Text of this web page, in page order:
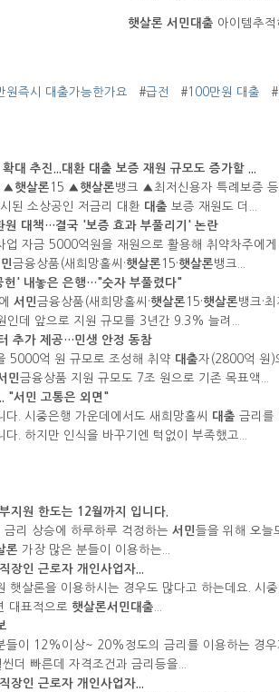
햇살론 서민대출 아이템추적
원즉시 대출가능한가요 #급전 #100만원 대출 #
대 추진...대환 대출 보증 재원 규모도 증가할 ...
▲ 햇살론 15 ▲ 햇살론뱅크 ▲최저신용자 특례보증
된 소상공인 저금리 대환 대출 보증 재원도 더...
원 대책…결국 '보증 효과 부풀리기' 논란
업 자금 5000억원을 재원으로 활용해 취약차주에
금융상품(새희망홀씨·햇살론 15·햇살론뱅크...
' 내놓은 은행…"숫자 부풀렸다"
서민금융상품(새희망홀씨·햇살론 15·햇살론뱅크·
데 앞으로 지원 규모를 3년간 9.3% 늘려...
추가 제공…민생 안정 동참
5000억 원 규모로 조성해 취약 대출자(2800억 원)
민금융상품 지원 규모도 7조 원으로 기존 목표액...
"서민 고통은 외면"
다. 시중은행 가운데에서도 새희망홀씨 대출 금리를
. 하지만 인식을 바꾸기엔 턱없이 부족했고...
지원 한도는 12월까지 입니다.
리 상승에 하루하루 걱정하는 서민들을 위해 오늘
론 가장 많은 분들이 이용하는...
직장인 근로자 개인사업자...
햇살론을 이용하시는 경우도 많다고 하는데요. 시
대표적으로 햇살론서민대출
들이 12%이상~ 20%정도의 금리를 이용하는 경우
더 빠른데 자격조건과 금리등을...
직장인 근로자 개인사업자...